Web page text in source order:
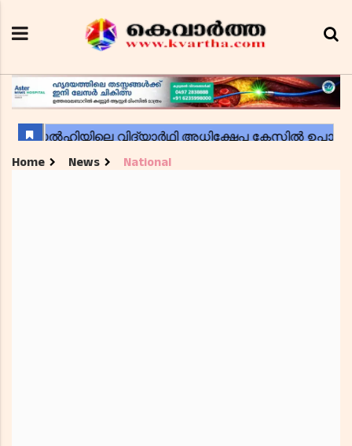
Home News National